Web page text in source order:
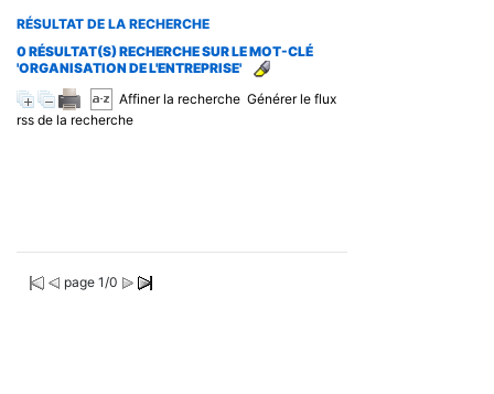
RÉSULTAT DE LA RECHERCHE
0 RÉSULTAT(S) RECHERCHE SUR LE MOT-CLÉ
'ORGANISATION DE L'ENTREPRISE'
Affiner la recherche Générer le flux
rss de la recherche
page 1/0